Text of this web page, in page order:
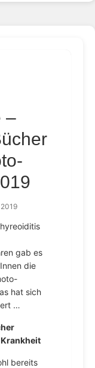
–
gab es
die
hat sich
…
bereits